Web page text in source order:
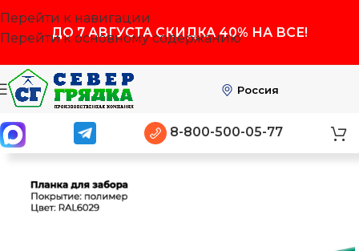
Перейти к навигации
Перейти к основному содержанию
ДО7 АВГУСТАСКИДКА 40% НА ВСЕ!
Россия
8-800-500-05-77